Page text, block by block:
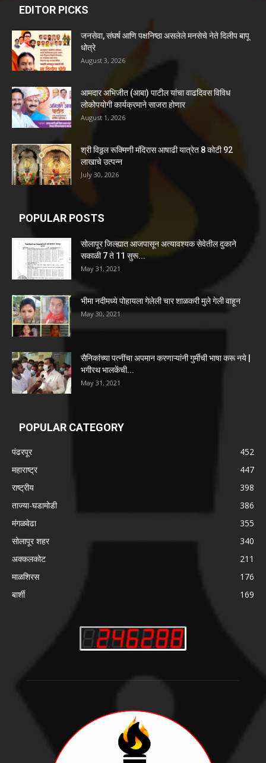
EDITOR PICKS
जनसेवा, संघर्ष आणि पक्षनिष्ठा असलेले मनसेचे नेते दिलीप बापू
धोत्रे
August 3, 2026
आमदार अभिजीत (आबा) पाटील यांचा वाढदिवस विविध
लोकोपयोगी कार्यक्रमाने साजरा होणार
August 1, 2026
श्री विठ्ठल रूक्मिणी मंदिरास आषाढी यात्रेत 8 कोटी 92
लाखाचे उत्पन्न
July 30, 2026
POPULAR POSTS
सोलापूर जिल्ह्यात आजपासून अत्यावश्यक सेवेतील दुकाने
सकाळी 7 ते 11 सुरू...
May 31, 2021
भीमा नदीमध्ये पोहायला गेलेली चार शाळकरी मुले गेली वाहून
May 30, 2021
सैनिकांच्या पत्नींचा अपमान करणाऱ्यांनी गुर्मीची भाषा करू नये |
भगीरथ भालकेंची...
May 31, 2021
POPULAR CATEGORY
पंढरपूर
452
महाराष्ट्र
447
राष्ट्रीय
398
ताज्या-घडामोडी
386
मंगळवेढा
355
सोलापूर शहर
340
अक्कलकोट
211
माळशिरस
176
बार्शी
169